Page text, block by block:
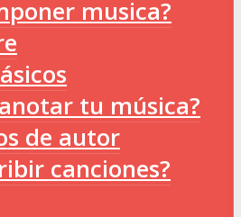
musica?
tu música?
de autor
canciones?